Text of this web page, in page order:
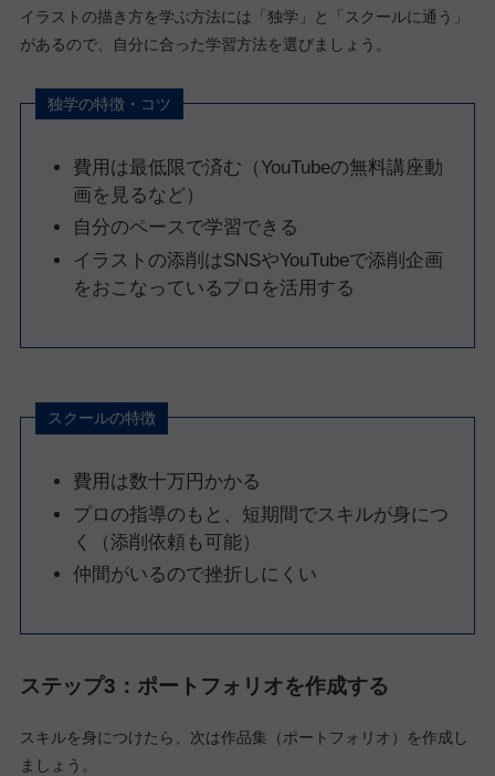
イラストの描き方を学ぶ方法には「独学」と「スクールに通う」
があるので、自分に合った学習方法を選びましょう。
独学の特徴・コツ
費用は最低限で済む（YouTubeの無料講座動
画を見るなど）
自分のペースで学習できる
イラストの添削はSNSやYouTubeで添削企画
をおこなっているプロを活用する
スクールの特徴
費用は数十万円かかる
プロの指導のもと、短期間でスキルが身につ
く（添削依頼も可能）
仲間がいるので挫折しにくい
ステップ3：ポートフォリオを作成する
スキルを身につけたら、次は作品集（ポートフォリオ）を作成し
ましょう。